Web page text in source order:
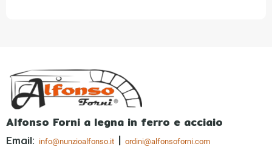
Alfonso Forni a legna in ferro e acciaio
Email: info@nunzioalfonso.it | ordini@alfonsoforni.com